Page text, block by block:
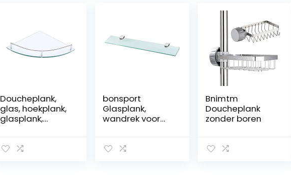
Doucheplank,
glas, hoekplank,
glasplank,
badkamer, rek,
bonsport
Glasplank,
wandrek voor
glazen plank van
Bnimtm
Doucheplank
zonder boren